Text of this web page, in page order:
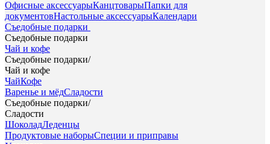
Офисные аксессуарыКанцтоварыПапки для
документовНастольные аксессуарыКалендари
Съедобные подарки
Съедобные подарки
Чай и кофе
Съедобные подарки/
Чай и кофе
ЧайКофе
Варенье и мёдСладости
Съедобные подарки/
Сладости
ШоколадЛеденцы
Продуктовые наборыСпеции и приправы